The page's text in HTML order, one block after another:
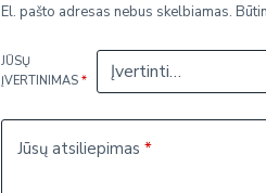
El. pašto adresas nebus skelbiamas.
JŪSŲ
ĮVERTINIMAS*
Jūsų atsiliepimas*